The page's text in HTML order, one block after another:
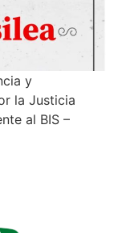
y
la Justicia
al BIS –